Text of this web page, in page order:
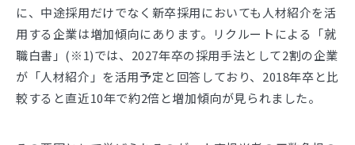
に、中途採用だけでなく新卒採用においても人材紹介を活
用する企業は増加傾向にあります。リクルートによる「就
職白書」(※1)では、2027年卒の採用手法として2割の企業
が「人材紹介」を活用予定と回答しており、2018年卒と比
較すると直近10年で約2倍と増加傾向が見られました。